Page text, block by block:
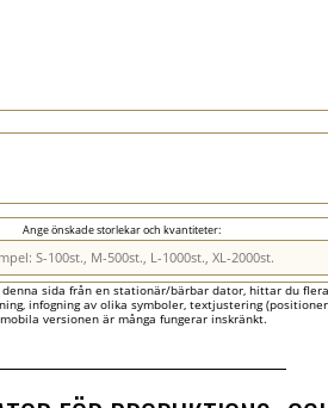
Ange önskade storlekar och kvantiteter:
denna sida från en stationär/bärbar dator, hittar du
infogning av olika symboler, textjustering
versionen är många fungerar inskränkt.